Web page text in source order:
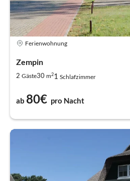
Ferienwohnung
Zempin
2 Gäste30 m21 Schlafzimmer
ab 80€ pro Nacht